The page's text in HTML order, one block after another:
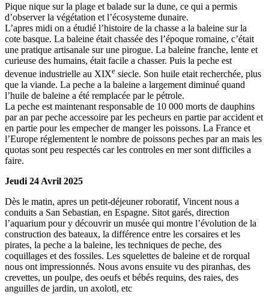
Pique nique sur la plage et balade sur la dune, ce qui a permis
d’observer la végétation et l’écosysteme dunaire.
L’apres midi on a étudié l’histoire de la chasse a la baleine sur la
cote basque. La baleine était chassée des l’époque romaine, c’était
une pratique artisanale sur une pirogue. La baleine franche, lente et
curieuse des humains, était facile a chasser. Puis la peche est
devenue industrielle au XIXe siecle. Son huile etait recherchée, plus
que la viande. La peche a la baleine a largement diminué quand
l’huile de baleine a été remplacée par le pétrole.
La peche est maintenant responsable de 10 000 morts de dauphins
par an par peche accessoire par les pecheurs en partie par accident et
en partie pour les empecher de manger les poissons. La France et
l’Europe réglementent le nombre de poissons peches par an mais les
quotas sont peu respectés car les controles en mer sont difficiles a
faire.
Jeudi 24 Avril 2025
Dès le matin, apres un petit-déjeuner roboratif, Vincent nous a
conduits a San Sebastian, en Espagne. Sitot garés, direction
l’aquarium pour y découvrir un musée qui montre l’évolution de la
construction des bateaux, la différence entre les corsaires et les
pirates, la peche a la baleine, les techniques de peche, des
coquillages et des fossiles. Les squelettes de baleine et de rorqual
nous ont impressionnés. Nous avons ensuite vu des piranhas, des
crevettes, un poulpe, des oeufs et bébés requins, des raies, des
anguilles de jardin, un axolotl, etc